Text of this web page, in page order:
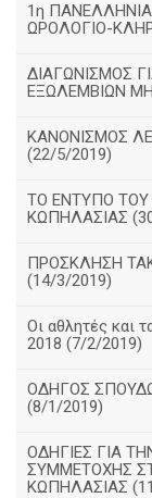
1η
ΩΡΟΛΟΓΙΟ-
ΔΙΑΓΩΝΙΣΜΟΣ
ΕΞΩΛΕΜΒΙΩΝ
ΚΑΝΟΝΙΣΜΟΣ
(22/5/2019)
ΤΟ ΕΝΤΥΠΟ
ΚΩΠΗΛΑΣΙΑΣ
ΠΡΟΣΚΛΗΣΗ
(14/3/2019)
Οι αθλητές και
2018 (7/2/2019)
ΟΔΗΓΟΣ
(8/1/2019)
ΟΔΗΓΙΕΣ ΓΙΑ
ΣΥΜΜΕΤΟΧΗΣ
ΚΩΠΗΛΑΣΙΑΣ